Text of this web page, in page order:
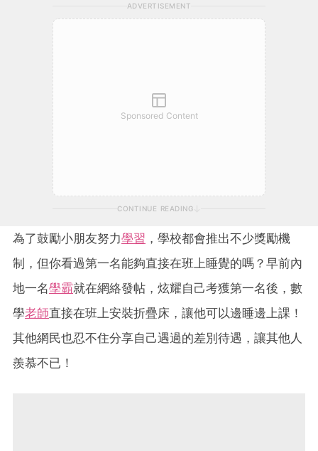
ADVERTISEMENT
Sponsored Content
CONTINUE READING
為了鼓勵小朋友努力學習 ，學校都會推出不少獎勵機
制，但你看過第一名能夠直接在班上睡覺的嗎？早前內
地一名學霸就在網絡發帖，炫耀自己考獲第一名後，數
學老師直接在班上安裝折疊床，讓他可以邊睡邊上課！
其他網民也忍不住分享自己遇過的差別待遇，讓其他人
羨慕不已！